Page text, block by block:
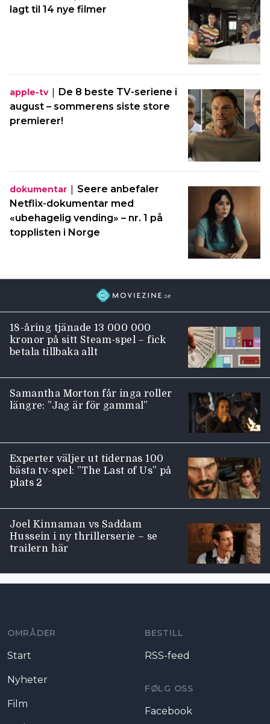
lagt til 14 nye filmer
apple-tv| De 8 beste TV-seriene i
august – sommerens siste store
premierer!
dokumentar | Seere anbefaler
Netflix-dokumentar med
«ubehagelig vending» – nr. 1 på
topplisten i Norge
18-åring tjänade 13 000 000
kronor på sitt Steam-spel – fick
betala tillbaka allt
Samantha Morton får inga roller
längre: ”Jag är för gammal”
Experter väljer ut tidernas 100
bästa tv-spel: ”The Last of Us” på
plats 2
Joel Kinnaman vs Saddam
Hussein i ny thrillerserie – se
trailern här
OMRÅDER
Start
Nyheter
Film
BESTILL
RSS-feed
FØLG OSS
Facebook